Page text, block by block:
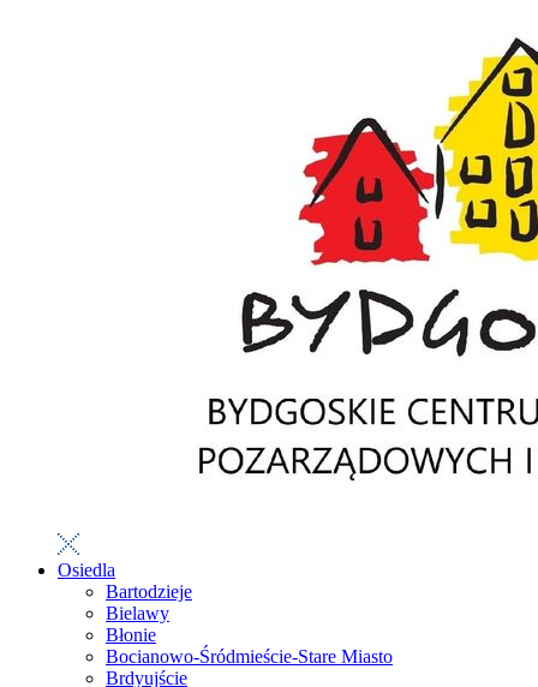
Osiedla
Bartodzieje
Bielawy
Błonie
Bocianowo-Śródmieście-Stare Miasto
Brdyujście